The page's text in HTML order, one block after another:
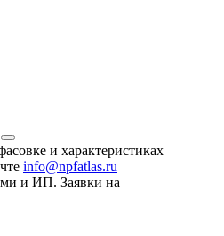
и характеристиках
info@npfatlas.ru
и ИП. Заявки на